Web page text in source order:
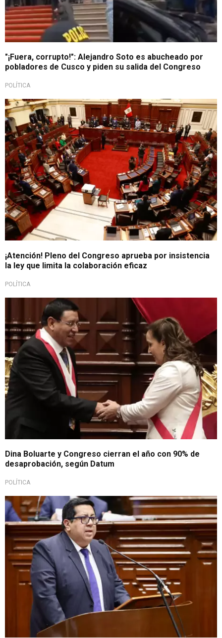
"¡Fuera, corrupto!": Alejandro Soto es abucheado por
pobladores de Cusco y piden su salida del Congreso
POLÍTICA
Con 88 votos a favor
¡Atención! Pleno del Congreso aprueba por insistencia
la ley que limita la colaboración eficaz
POLÍTICA
¡Datos reveladores!
Dina Boluarte y Congreso cierran el año con 90% de
desaprobación, según Datum
POLÍTICA
Ministerio de Economía